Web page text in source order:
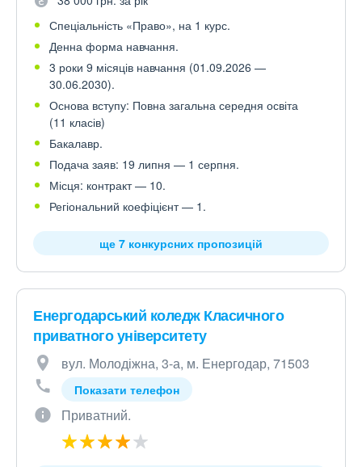
Спеціальність «Право», на 1 курс.
Денна форма навчання.
3 роки 9 місяців навчання (01.09.2026 —
30.06.2030).
Основа вступу: Повна загальна середня освіта
(11 класів)
Бакалавр.
Подача заяв: 19 липня — 1 серпня.
Місця: контракт — 10.
Регіональний коефіцієнт — 1.
ще 7 конкурсних пропозицій
Енергодарський коледж Класичного
приватного університету
вул. Молодіжна, 3-а, м. Енергодар, 71503
Показати телефон
Приватний.